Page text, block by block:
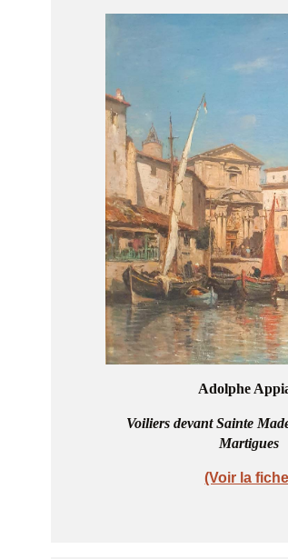
Adolphe
Voiliers devant Sainte
Martigues
(Voir la